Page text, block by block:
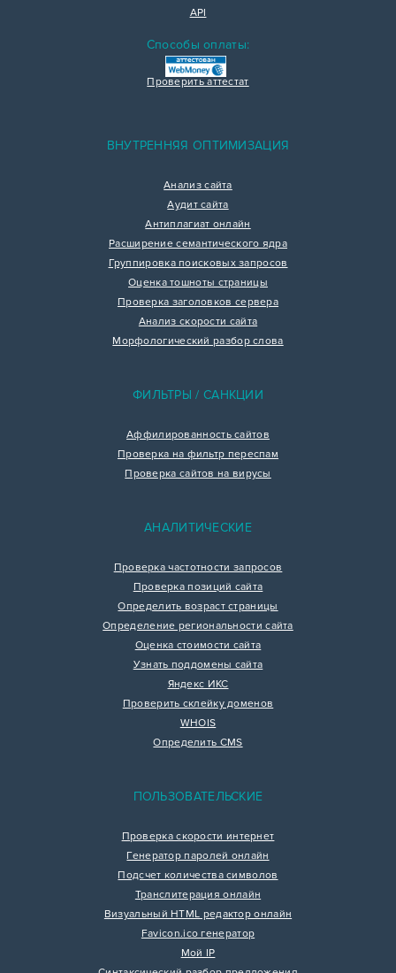
API
Способы оплаты:
Проверить аттестат
ВНУТРЕННЯЯ ОПТИМИЗАЦИЯ
Анализ сайта
Аудит сайта
Антиплагиат онлайн
Расширение семантического ядра
Группировка поисковых запросов
Оценка тошноты страницы
Проверка заголовков сервера
Анализ скорости сайта
Морфологический разбор слова
ФИЛЬТРЫ / САНКЦИИ
Аффилированность сайтов
Проверка на фильтр переспам
Проверка сайтов на вирусы
АНАЛИТИЧЕСКИЕ
Проверка частотности запросов
Проверка позиций сайта
Определить возраст страницы
Определение региональности сайта
Оценка стоимости сайта
Узнать поддомены сайта
Яндекс ИКС
Проверить склейку доменов
WHOIS
Определить CMS
ПОЛЬЗОВАТЕЛЬСКИЕ
Проверка скорости интернет
Генератор паролей онлайн
Подсчет количества символов
Транслитерация онлайн
Визуальный HTML редактор онлайн
Favicon.ico генератор
Мой IP